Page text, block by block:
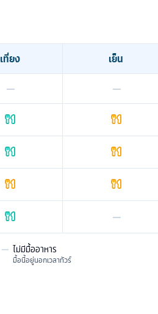
เที่ยง
เย็น
—
—
—
— ไม่มีมื้ออาหาร
มื้อนี้อยู่นอกเวลาทัวร์